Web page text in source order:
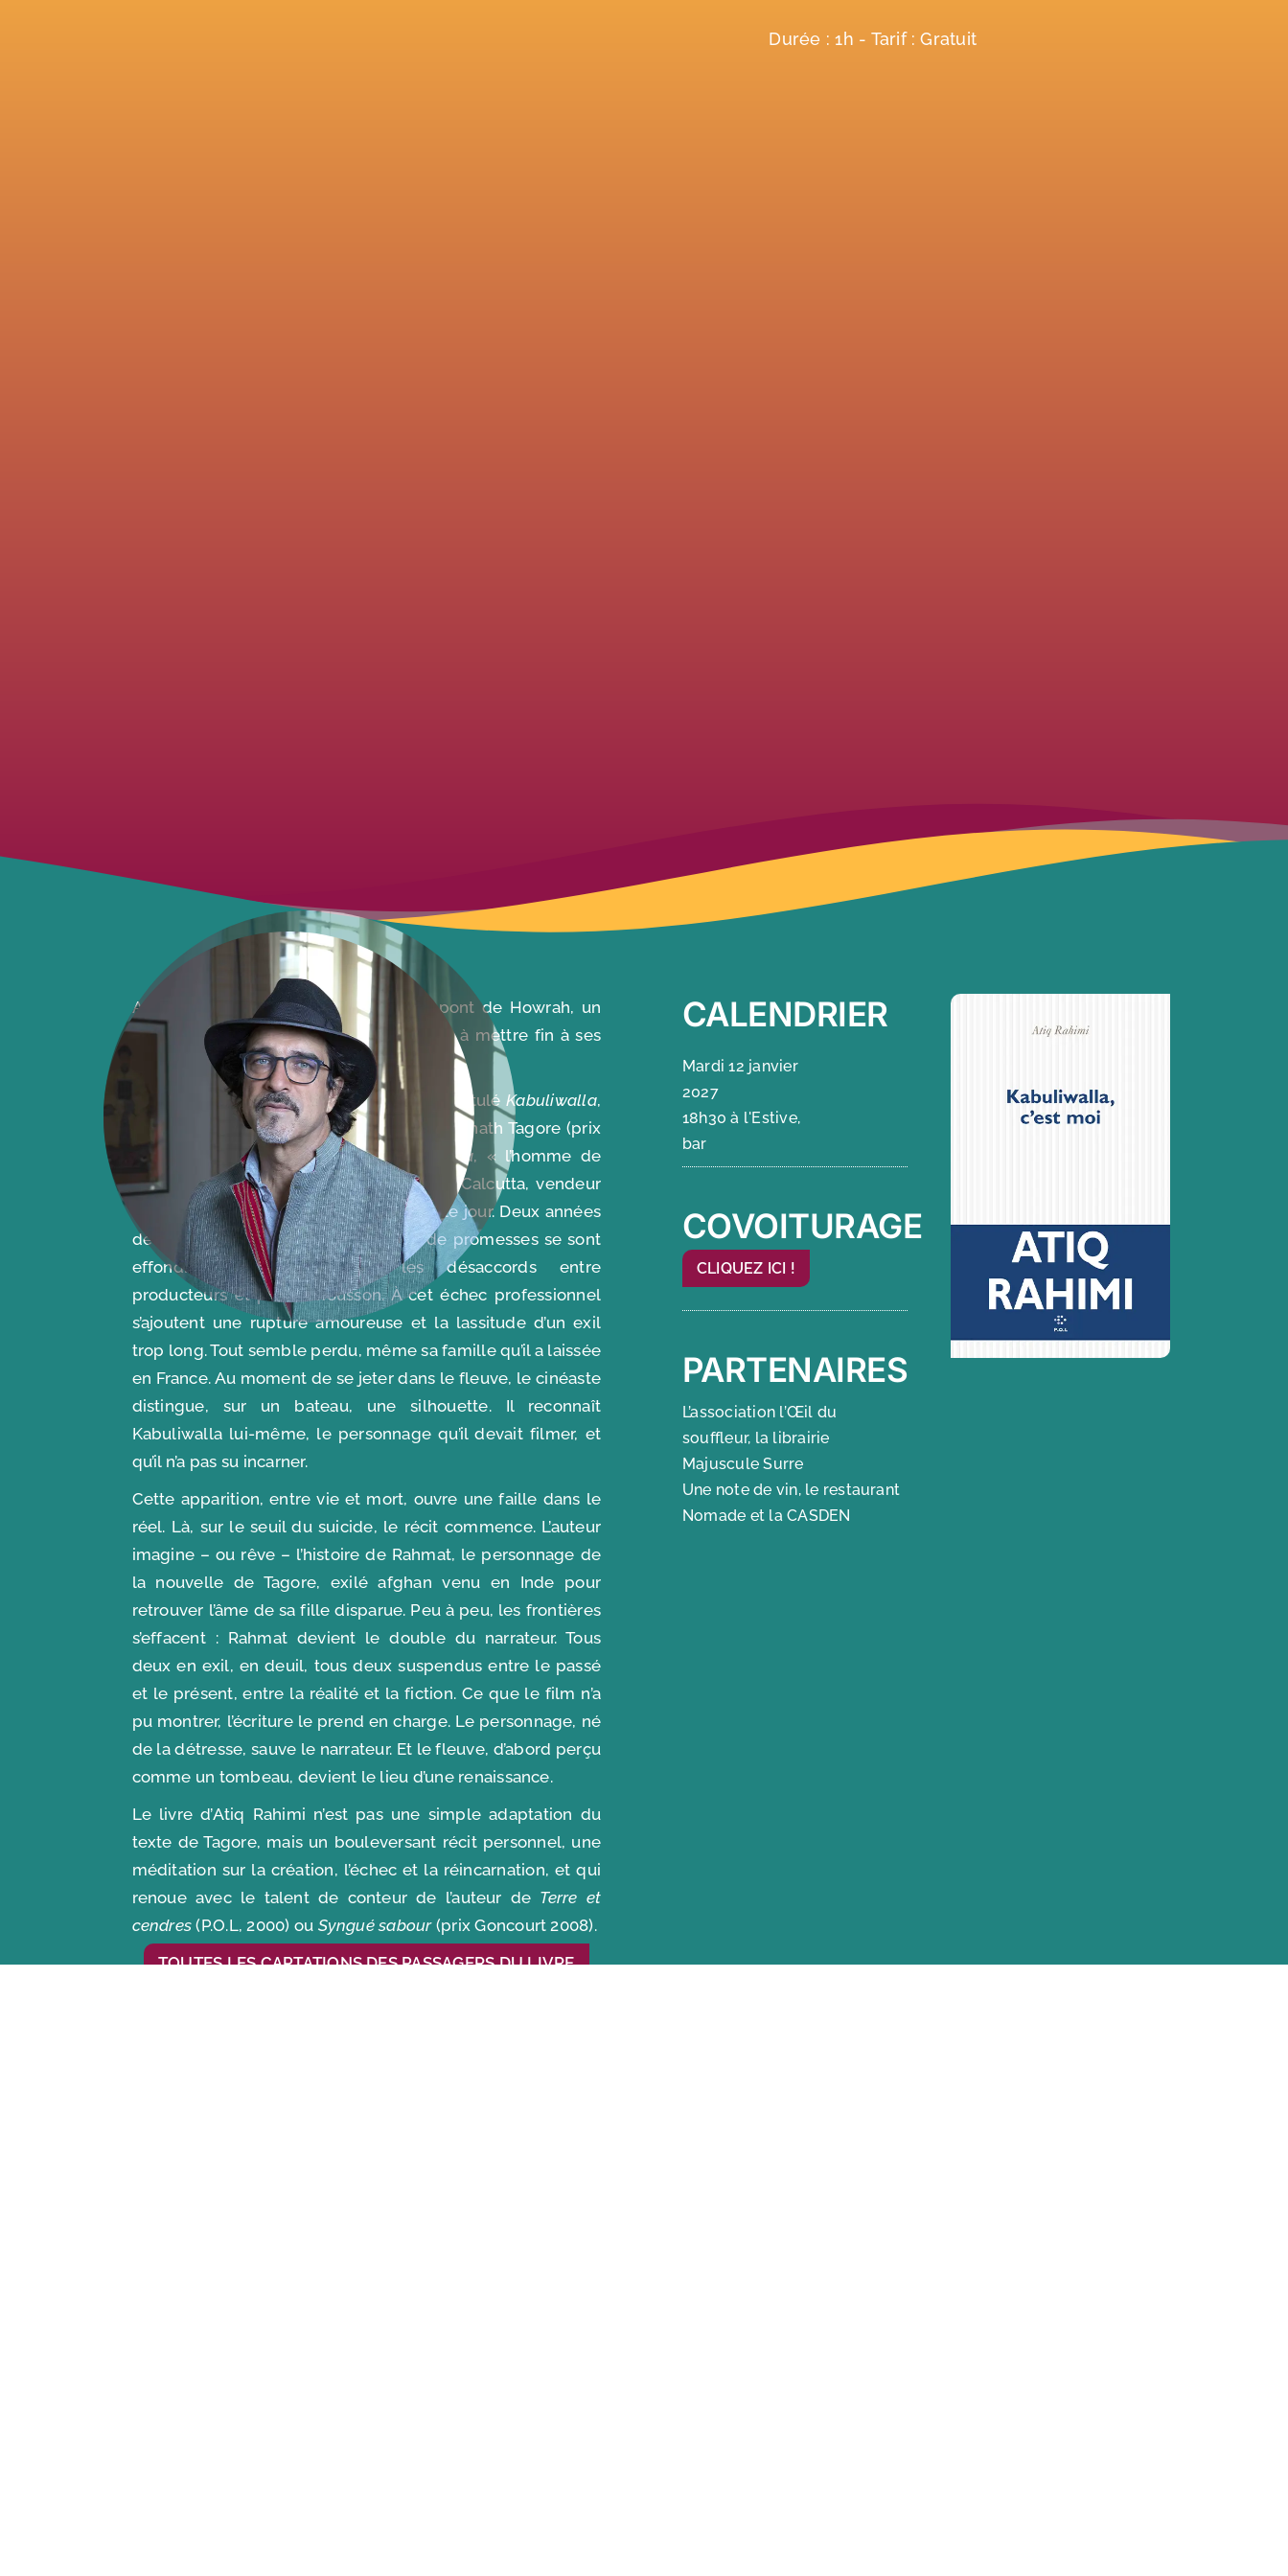
Durée : 1h - Tarif : Gratuit
Au bord du Gange, à Calcutta, sur le pont de Howrah, un
cinéaste accablé par le désespoir songe à mettre fin à ses
Il est venu en Inde pour réaliser un film intituléKabuliwalla,
inspiré de la célèbre nouvelle de Rabindranath Tagore (prix
Nobel de littérature en 1913),Kabuliwalla, « l’homme de
Kaboul ». L’histoire d’un réfugié afghan à Calcutta, vendeur
de fruits secs. Mais le film n’a jamais vu le jour. Deux années
de travail, de repérages, de rêves et de promesses se sont
effondrées, emportées par les désaccords entre
producteurs et par la mousson. À cet échec professionnel
s’ajoutent une rupture amoureuse et la lassitude d’un exil
trop long. Tout semble perdu, même sa famille qu’il a laissée
en France. Au moment de se jeter dans le fleuve, le cinéaste
distingue, sur un bateau, une silhouette. Il reconnaît
Kabuliwalla lui-même, le personnage qu’il devait filmer, et
qu’il n’a pas su incarner.
Cette apparition, entre vie et mort, ouvre une faille dans le
réel. Là, sur le seuil du suicide, le récit commence. L’auteur
imagine – ou rêve – l’histoire de Rahmat, le personnage de
la nouvelle de Tagore, exilé afghan venu en Inde pour
retrouver l’âme de sa fille disparue. Peu à peu, les frontières
s’effacent : Rahmat devient le double du narrateur. Tous
deux en exil, en deuil, tous deux suspendus entre le passé
et le présent, entre la réalité et la fiction. Ce que le film n’a
pu montrer, l’écriture le prend en charge. Le personnage, né
de la détresse, sauve le narrateur. Et le fleuve, d’abord perçu
comme un tombeau, devient le lieu d’une renaissance.
Le livre d’Atiq Rahimi n’est pas une simple adaptation du
texte de Tagore, mais un bouleversant récit personnel, une
méditation sur la création, l’échec et la réincarnation, et qui
renoue avec le talent de conteur de l’auteur de Terre et
cendres (P.O.L, 2000) ou Syngué sabour(prix Goncourt 2008).
TOUTES LES CAPTATIONS DES PASSAGERS DU LIVRE
CALENDRIER
Mardi 12 janvier
2027
18h30 à l'Estive,
bar
COVOITURAGE
CLIQUEZ ICI !
PARTENAIRES
L’association l’Œil du
souffleur, la librairie
Majuscule Surre
Une note de vin, le restaurant
Nomade et la CASDEN